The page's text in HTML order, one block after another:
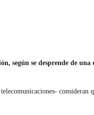
según se desprende de una
consideran